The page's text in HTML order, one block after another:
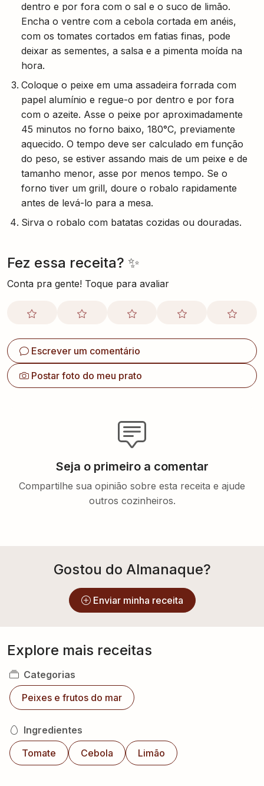
dentro e por fora com o sal e o suco de limão.
Encha o ventre com a cebola cortada em anéis,
com os tomates cortados em fatias finas, pode
deixar as sementes, a salsa e a pimenta moída na
hora.
Coloque o peixe em uma assadeira forrada com
papel alumínio e regue-o por dentro e por fora
com o azeite. Asse o peixe por aproximadamente
45 minutos no forno baixo, 180°C, previamente
aquecido. O tempo deve ser calculado em função
do peso, se estiver assando mais de um peixe e de
tamanho menor, asse por menos tempo. Se o
forno tiver um grill, doure o robalo rapidamente
antes de levá-lo para a mesa.
Sirva o robalo com batatas cozidas ou douradas.
Fez essa receita? ✨
Conta pra gente! Toque para avaliar
Escrever um comentário
Postar foto do meu prato
Seja o primeiro a comentar
Compartilhe sua opinião sobre esta receita e ajude
outros cozinheiros.
Gostou do Almanaque?
Enviar minha receita
Explore mais receitas
Categorias
Peixes e frutos do mar
Ingredientes
Tomate
Cebola Limão